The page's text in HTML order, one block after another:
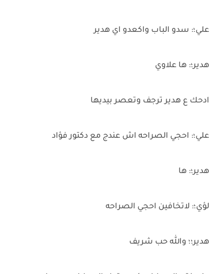
علي؛: سدو الباب واكعدو اي هدير
هدير؛: ها علاوي
ادحك ع هدير ترجف وتعصر بيديها
علي؛: احجي الصراحه اش عندج مع دكتور فؤاد
هدير؛: ها
لؤي؛: لاتخافين احجي الصراحه
هدير؛؛ والله حب شريف